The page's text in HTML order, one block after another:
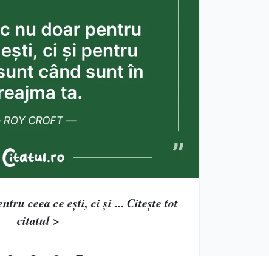
ceea ce ești, ci și ... Citește tot
citatul >